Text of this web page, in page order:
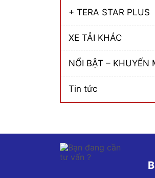
+ TERA STAR PLUS
XE TẢI KHÁC
NỔI BẬT – KHUYẾN
Tin tức